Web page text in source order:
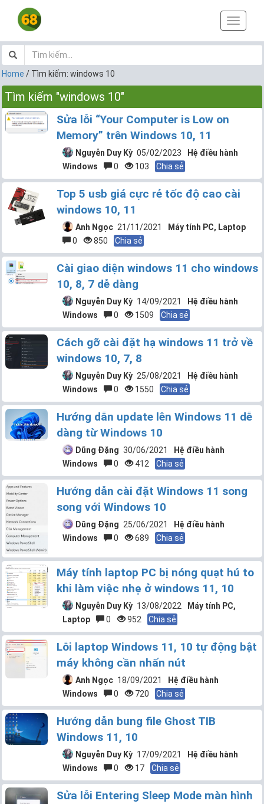
T
o
g
a
n
Home / Tìm kiếm: windows 10
Tìm kiếm "windows 10"
Sửa lỗi “Your Computer is Low on
Memory” trên Windows 10, 11
Nguyễn Duy Kỳ 05/02/2023
Hệ điều hành
Windows
0 103 Chia sẻ
Top 5 usb giá cực rẻ tốc độ cao cài
windows 10, 11
Anh Ngọc 21/11/2021
Máy tính PC, Laptop
0
850 Chia sẻ
Cài giao diện windows 11 cho windows
10, 8, 7 dễ dàng
Nguyễn Duy Kỳ 14/09/2021
Hệ điều hành
Windows
0 1509 Chia sẻ
Cách gỡ cài đặt hạ windows 11 trở về
windows 10, 7, 8
Nguyễn Duy Kỳ 25/08/2021
Hệ điều hành
Windows
0 1550 Chia sẻ
Hướng dẫn update lên Windows 11 dễ
dàng từ Windows 10
Dũng Đặng 30/06/2021
Hệ điều hành
Windows
0 412 Chia sẻ
Hướng dẫn cài đặt Windows 11 song
song với Windows 10
Dũng Đặng 25/06/2021
Hệ điều hành
Windows
0 689 Chia sẻ
Máy tính laptop PC bị nóng quạt hú to
khi làm việc nhẹ ở windows 11, 10
Nguyễn Duy Kỳ 13/08/2022
Máy tính PC,
Laptop
0 952 Chia sẻ
Lỗi laptop Windows 11, 10 tự động bật
máy không cần nhấn nút
Anh Ngọc 18/09/2021
Hệ điều hành
Windows
0 720 Chia sẻ
Hướng dẫn bung file Ghost TIB
Windows 11, 10
Nguyễn Duy Kỳ 17/09/2021
Hệ điều hành
Windows
0 17 Chia sẻ
Sửa lỗi Entering Sleep Mode màn hình